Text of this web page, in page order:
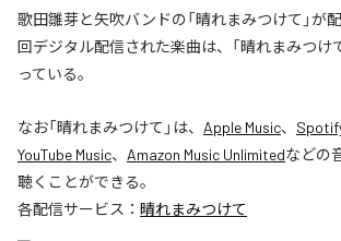
歌田雛芽と矢吹バンドの「晴れまみつけて」が
回デジタル配信された楽曲は、「晴れまみつけ
っている。
なお「晴れまみつけて 」は、 Apple Music、
YouTube Music、 Amazon Music Unlimitedなどの
聴くことができる。
各配信サービス： 晴れまみつけて